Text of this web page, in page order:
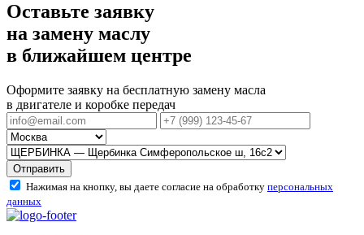
Оставьте заявку
на замену маслу
в ближайшем центре
Оформите заявку на бесплатную замену масла
в двигателе и коробке передач
Отправить
Нажимая на кнопку, вы даете согласие на обработку персональных
данных